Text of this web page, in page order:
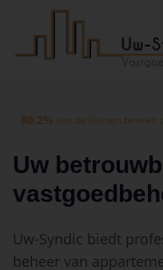
Spring naar hoofdinhoud
Spring naar hoofdinhoud
80,2% van de klanten beveelt
Uw
Uw-Syndic biedt
beheer van